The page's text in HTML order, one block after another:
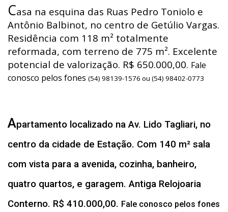
Casa na esquina das Ruas Pedro Toniolo e
Antônio Balbinot, no centro de Getúlio Vargas.
Residência com 118 m² totalmente
reformada, com terreno de 775 m². Excelente
potencial de valorização. R$ 650.000,00. Fale
conosco pelos fones (54) 98139-1576 ou (54) 98402-0773
Apartamento localizado na Av. Lido Tagliari, no
centro da cidade de Estação. Com 140 m² sala
com vista para a avenida, cozinha, banheiro,
quatro quartos, e garagem. Antiga Relojoaria
Conterno. R$ 410.000,00. Fale conosco pelos fones